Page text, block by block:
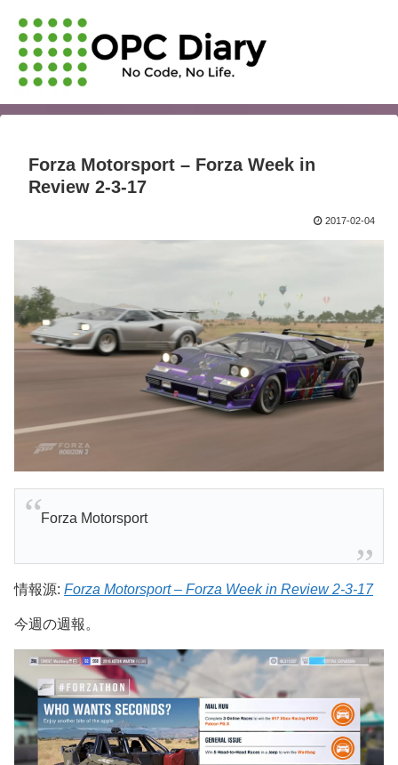
Forza Motorsport – Forza Week in
Review 2-3-17
2017-02-04
Forza Motorsport
情報源: Forza Motorsport – Forza Week in Review 2-3-17
今週の週報。